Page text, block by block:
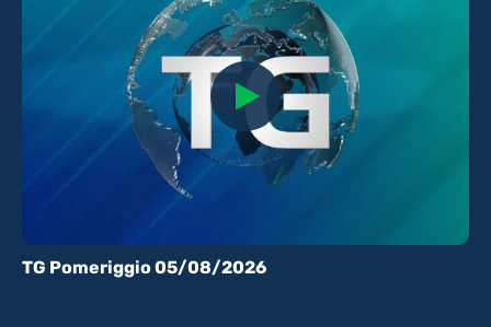
TG Pomeriggio 05/08/2026